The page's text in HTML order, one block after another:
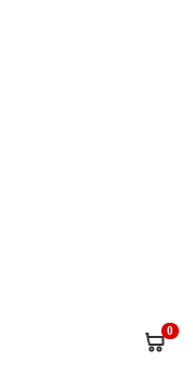
0